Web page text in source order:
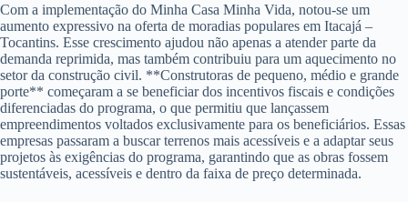
Com a implementação do Minha Casa Minha Vida, notou-se um
aumento expressivo na oferta de moradias populares em Itacajá –
Tocantins. Esse crescimento ajudou não apenas a atender parte da
demanda reprimida, mas também contribuiu para um aquecimento no
setor da construção civil. **Construtoras de pequeno, médio e grande
porte** começaram a se beneficiar dos incentivos fiscais e condições
diferenciadas do programa, o que permitiu que lançassem
empreendimentos voltados exclusivamente para os beneficiários. Essas
empresas passaram a buscar terrenos mais acessíveis e a adaptar seus
projetos às exigências do programa, garantindo que as obras fossem
sustentáveis, acessíveis e dentro da faixa de preço determinada.